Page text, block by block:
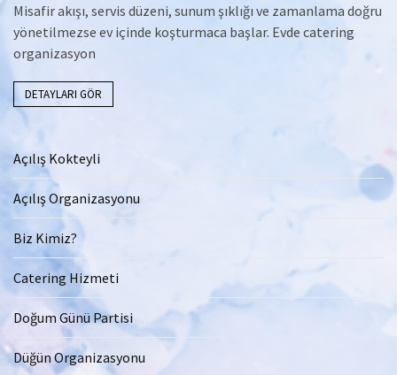
Misafir akışı, servis düzeni, sunum şıklığı ve zamanlama doğru
yönetilmezse ev içinde koşturmaca başlar. Evde catering
organizasyon
DETAYLARI GÖR
Açılış Kokteyli
Açılış Organizasyonu
Biz Kimiz?
Catering Hizmeti
Doğum Günü Partisi
Düğün Organizasyonu